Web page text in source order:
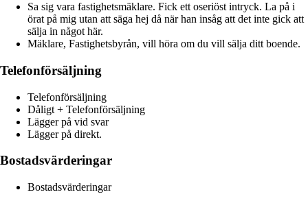
Sa sig vara fastighetsmäklare. Fick ett oseriöst intryck. La på i
örat på mig utan att säga hej då när han insåg att det inte gick att
sälja in något här.
Mäklare, Fastighetsbyrån, vill höra om du vill sälja ditt boende.
Telefonförsäljning
Telefonförsäljning
Dåligt + Telefonförsäljning
Lägger på vid svar
Lägger på direkt.
Bostadsvärderingar
Bostadsvärderingar